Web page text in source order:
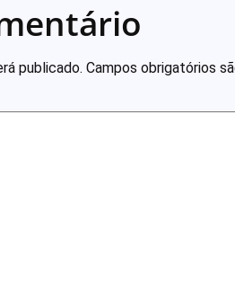
publicado. Campos obrigatórios